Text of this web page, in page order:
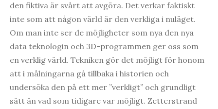
den fiktiva är svårt att avgöra. Det verkar faktiskt
inte som att någon värld är den verkliga i nuläget.
Om man inte ser de möjligheter som nya den nya
data teknologin och 3D-programmen ger oss som
en verklig värld. Tekniken gör det möjligt för honom
att i målningarna gå tillbaka i historien och
undersöka den på ett mer ”verkligt” och grundligt
sätt än vad som tidigare var möjligt. Zetterstrand